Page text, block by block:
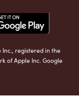
registered in the
of Apple Inc. Google